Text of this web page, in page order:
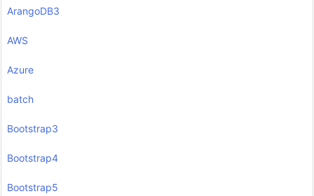
ArangoDB3
AWS
Azure
batch
Bootstrap3
Bootstrap4
Bootstrap5